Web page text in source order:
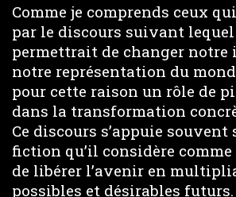
Comme je comprends ceux
par le discours suivant lequel
permettrait de changer notre
notre représentation du
pour cette raison un rôle de
dans la transformation
Ce discours s’appuie souvent
fiction qu’il considère
de libérer l’avenir en
possibles et désirables futurs.